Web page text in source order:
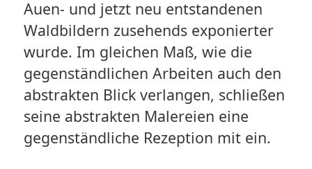
Auen- und jetzt neu entstandenen
Waldbildern zusehends exponierter
wurde. Im gleichen Maß, wie die
gegenständlichen Arbeiten auch den
abstrakten Blick verlangen, schließen
seine abstrakten Malereien eine
gegenständliche Rezeption mit ein.